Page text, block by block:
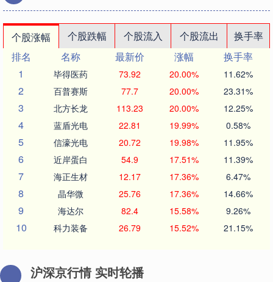
个股涨幅 个股跌幅 个股流入 个股流出
换手率
排名
名称 最新价 涨幅
换手率
1
毕得医药 73.92 20.00% 11.62%
2 百普赛斯 77.7 20.00% 23.31%
3 北方长龙 113.23 20.00% 12.25%
4 蓝盾光电 22.81 19.99% 0.58%
5 信濠光电 20.72 19.98% 11.95%
6 近岸蛋白 54.9 17.51% 11.39%
7 海正生材 12.17 17.36% 6.47%
8 晶华微 25.76 17.36% 14.66%
9 海达尔 82.4 15.58% 9.26%
10 科力装备 26.79 15.52% 21.15%
沪深京行情 实时轮播